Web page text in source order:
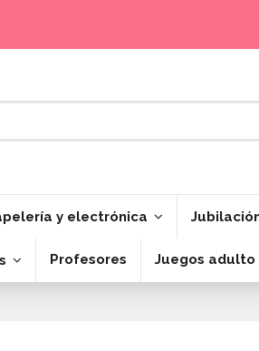
y electrónica
Profesores Juegos adulto